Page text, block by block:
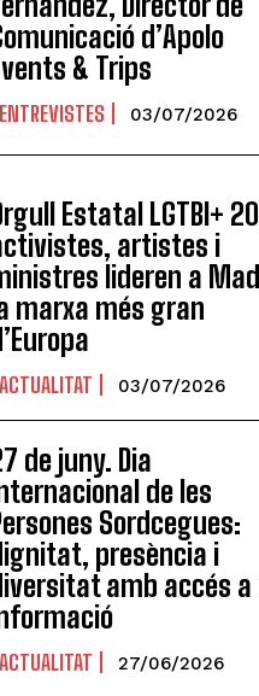
d’Apolo
& Trips
ENTREVISTES 03/07/2026
Estatal LGTBI+
artistes i
lideren a
marxa més gran
ACTUALITAT 03/07/2026
de juny. Dia
de les
Sordcegues:
presència i
amb accés a
ACTUALITAT 27/06/2026